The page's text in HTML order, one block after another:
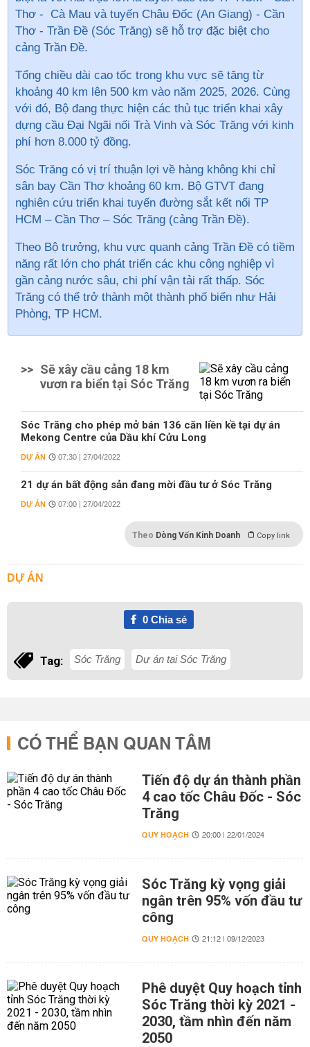
Thơ - Cà Mau và tuyến Châu Đốc (An Giang) - Cần
Thơ - Trần Đề (Sóc Trăng) sẽ hỗ trợ đặc biệt cho
cảng Trần Đề.
Tổng chiều dài cao tốc trong khu vực sẽ tăng từ
khoảng 40 km lên 500 km vào năm 2025, 2026. Cùng
với đó, Bộ đang thực hiện các thủ tục triển khai xây
dựng cầu Đại Ngãi nối Trà Vinh và Sóc Trăng với kinh
phí hơn 8.000 tỷ đồng.
Sóc Trăng có vị trí thuận lợi về hàng không khi chỉ
sân bay Cần Thơ khoảng 60 km. Bộ GTVT đang
nghiên cứu triển khai tuyến đường sắt kết nối TP
HCM – Cần Thơ – Sóc Trăng (cảng Trần Đề).
Theo Bộ trưởng, khu vực quanh cảng Trần Đề có tiềm
năng rất lớn cho phát triển các khu công nghiệp vì
gần cảng nước sâu, chi phí vận tải rất thấp. Sóc
Trăng có thể trở thành một thành phố biển như Hải
Phòng, TP HCM.
>> Sẽ xây cầu cảng 18 km
vươn ra biển tại Sóc Trăng
Sóc Trăng cho phép mở bán 136 căn liền kề tại dự án
Mekong Centre của Dầu khí Cửu Long
DỰ ÁN 07:30 | 27/04/2022
21 dự án bất động sản đang mời đầu tư ở Sóc Trăng
DỰ ÁN 07:00 | 27/04/2022
Theo Dòng Vốn Kinh Doanh Copy link
DỰ ÁN
0Chia sẻ
Tag: Sóc Trăng Dự án tại Sóc Trăng
CÓ THỂ BẠN QUAN TÂM
Tiến độ dự án thành phần
4 cao tốc Châu Đốc - Sóc
Trăng
QUY HOẠCH 20:00 | 22/01/2024
Sóc Trăng kỳ vọng giải
ngân trên 95% vốn đầu tư
công
QUY HOẠCH 21:12 | 09/12/2023
Phê duyệt Quy hoạch tỉnh
Sóc Trăng thời kỳ 2021 -
2030, tầm nhìn đến năm
2050